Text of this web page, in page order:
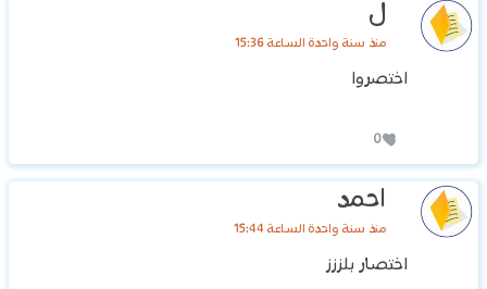
ل
منذ سنة واحدة الساعة 15:36
اختصروا
0
احمد
منذ سنة واحدة الساعة 15:44
اختصار بلززز